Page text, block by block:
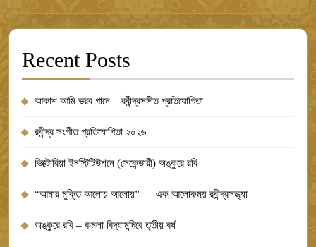
Recent Posts
আকাশ আমি ভরব গানে – রবীন্দ্রসঙ্গীত প্রতিযোগিতা
রবীন্দ্র সংগীত প্রতিযোগিতা ২০২৬
ভিক্টোরিয়া ইনস্টিটিউশনে (সেকেন্ডারী) অঙ্কুরে রবি
“আমার মুক্তি আলোয় আলোয়” — এক আলোকময় রবীন্দ্রসন্ধ্যা
অঙ্কুরে রবি – কমলা বিদ্যামন্দিরে তৃতীয় বর্ষ